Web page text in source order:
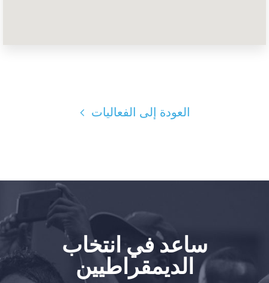
تبرع
العودة إلى الفعاليات
ساعد في انتخاب
الديمقراطيين